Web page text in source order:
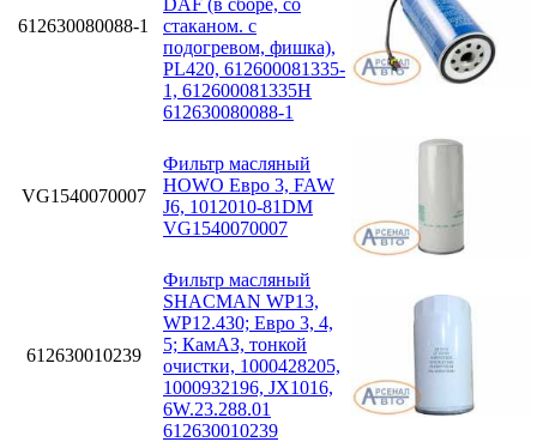
612630080088-1
стаканом. с
подогревом, фишка),
PL420, 612600081335-
1, 612600081335H
612630080088-1
VG1540070007
Фильтр масляный
HOWO Евро 3, FAW
J6, 1012010-81DM
VG1540070007
612630010239
Фильтр масляный
SHACMAN WP13,
WP12.430; Eвро 3, 4,
5; КамАЗ, тонкой
очистки, 1000428205,
1000932196, JX1016,
6W.23.288.01
612630010239